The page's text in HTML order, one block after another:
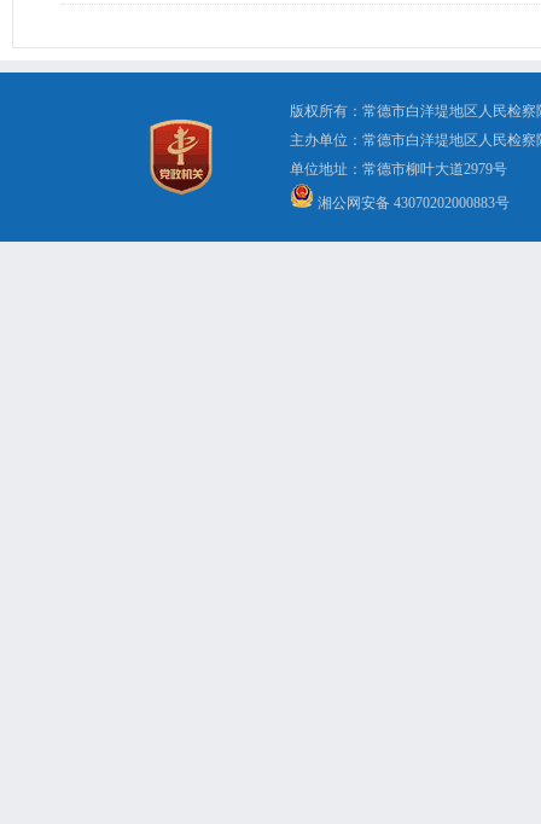
版权所有：常德市白洋堤地区人民检
主办单位：常德市白洋堤地区人民检
单位地址：常德市柳叶大道2979号
湘公网安备 43070202000883号